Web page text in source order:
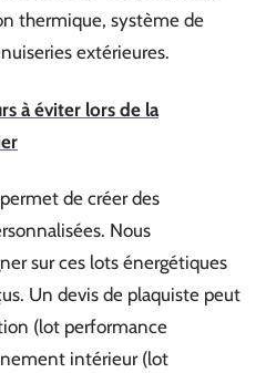
thermique, système de
extérieures.
à éviter lors de la
de créer des
Nous
sur ces lots énergétiques
Un devis de plaquiste peut
(lot performance
intérieur (lot